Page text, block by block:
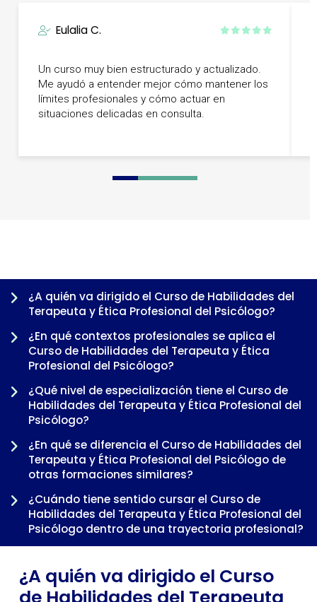
Eulalia C.
Un curso muy bien estructurado y actualizado.
Me ayudó a entender mejor cómo mantener los
límites profesionales y cómo actuar en
situaciones delicadas en consulta.
0 1 2 3 4 5 6 7
¿A quién va dirigido el Curso de Habilidades del
Terapeuta y Ética Profesional del Psicólogo?
¿En qué contextos profesionales se aplica el
Curso de Habilidades del Terapeuta y Ética
Profesional del Psicólogo?
¿Qué nivel de especialización tiene el Curso de
Habilidades del Terapeuta y Ética Profesional del
Psicólogo?
¿En qué se diferencia el Curso de Habilidades del
Terapeuta y Ética Profesional del Psicólogo de
otras formaciones similares?
¿Cuándo tiene sentido cursar el Curso de
Habilidades del Terapeuta y Ética Profesional del
Psicólogo dentro de una trayectoria profesional?
¿A quién va dirigido el Curso